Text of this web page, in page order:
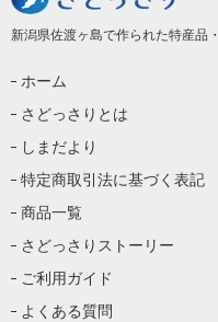
新潟県佐渡ヶ島で作られた特産品
ホーム
さどっさりとは
しまだより
特定商取引法に基づく表記
商品一覧
さどっさりストーリー
ご利用ガイド
よくある質問